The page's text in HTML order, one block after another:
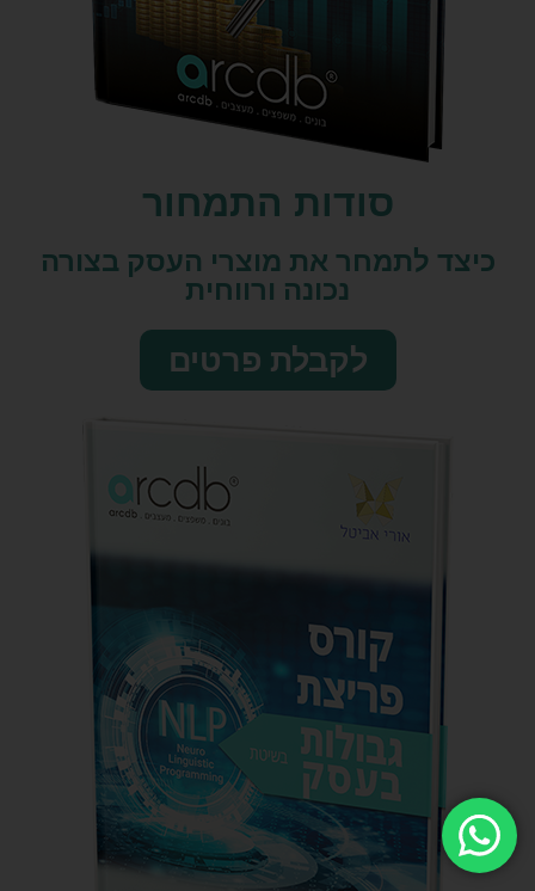
סודות התמחור
כיצד לתמחר את מוצרי העסק בצורה
נכונה ורווחית
לקבלת פרטים